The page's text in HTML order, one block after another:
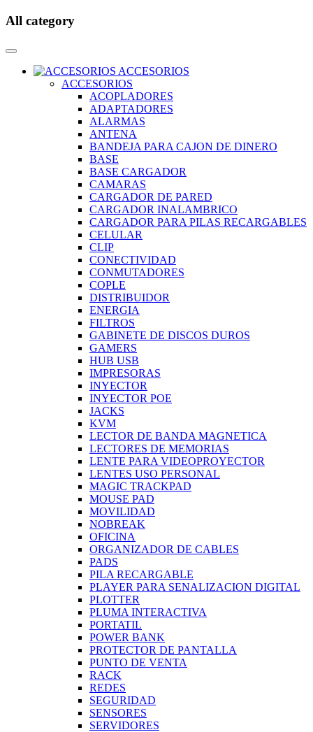
All category
ACCESORIOS
ACCESORIOS
ACOPLADORES
ADAPTADORES
ALARMAS
ANTENA
BANDEJA PARA CAJON DE DINERO
BASE
BASE CARGADOR
CAMARAS
CARGADOR DE PARED
CARGADOR INALAMBRICO
CARGADOR PARA PILAS RECARGABLES
CELULAR
CLIP
CONECTIVIDAD
CONMUTADORES
COPLE
DISTRIBUIDOR
ENERGIA
FILTROS
GABINETE DE DISCOS DUROS
GAMERS
HUB USB
IMPRESORAS
INYECTOR
INYECTOR POE
JACKS
KVM
LECTOR DE BANDA MAGNETICA
LECTORES DE MEMORIAS
LENTE PARA VIDEOPROYECTOR
LENTES USO PERSONAL
MAGIC TRACKPAD
MOUSE PAD
MOVILIDAD
NOBREAK
OFICINA
ORGANIZADOR DE CABLES
PADS
PILA RECARGABLE
PLAYER PARA SENALIZACION DIGITAL
PLOTTER
PLUMA INTERACTIVA
PORTATIL
POWER BANK
PROTECTOR DE PANTALLA
PUNTO DE VENTA
RACK
REDES
SEGURIDAD
SENSORES
SERVIDORES